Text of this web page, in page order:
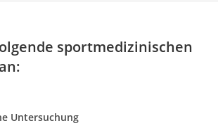
sportmedizinischen
Untersuchung